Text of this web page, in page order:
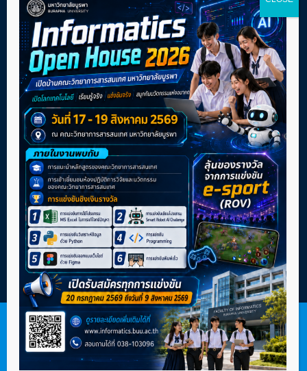
ที่อยู่-ติดต่อ
169 ถนนลงหาดบางแสน ตำบลแสนสุข
อำเภอเมือง จังหวัดชลบุรี 20131
สำนักงานคณบดี โทร. +66 (0)38-103061
สำนักงานการศึกษา โทร. +66 (0)38-103096
pr@informatics.buu.ac.th
โปรเจค
Copyright © 2018-2024
Faculty of Informatics, Burapha
We use cookies to ensure that we give you the best
experience on our website. If you continue to use this site we
will assume that you are happy with it.
OK